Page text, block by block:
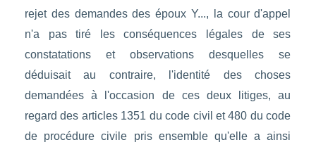
rejet des demandes des époux Y..., la cour d'appel
n'a pas tiré les conséquences légales de ses
constatations et observations desquelles se
déduisait au contraire, l'identité des choses
demandées à l'occasion de ces deux litiges, au
regard des articles 1351 du code civil et 480 du code
de procédure civile pris ensemble qu'elle a ainsi